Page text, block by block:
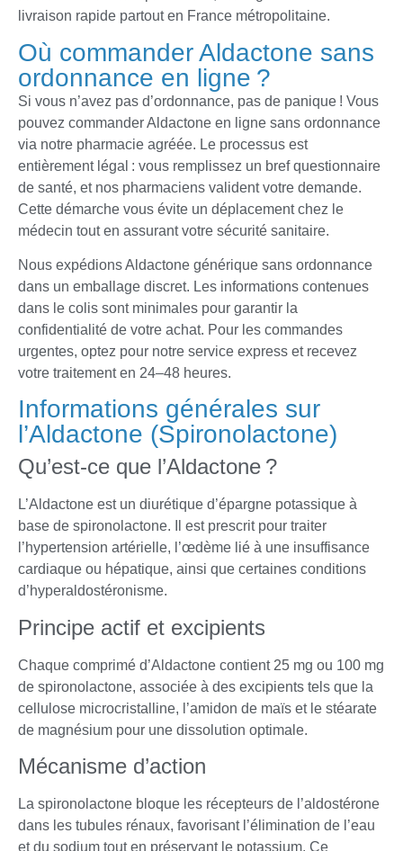
livraison rapide partout en France métropolitaine.
Où commander Aldactone sans
ordonnance en ligne ?
Si vous n’avez pas d’ordonnance, pas de panique ! Vous
pouvez commander Aldactone en ligne sans ordonnance
via notre pharmacie agréée. Le processus est
entièrement légal : vous remplissez un bref questionnaire
de santé, et nos pharmaciens valident votre demande.
Cette démarche vous évite un déplacement chez le
médecin tout en assurant votre sécurité sanitaire.
Nous expédions Aldactone générique sans ordonnance
dans un emballage discret. Les informations contenues
dans le colis sont minimales pour garantir la
confidentialité de votre achat. Pour les commandes
urgentes, optez pour notre service express et recevez
votre traitement en 24–48 heures.
Informations générales sur
l’Aldactone (Spironolactone)
Qu’est-ce que l’Aldactone ?
L’Aldactone est un diurétique d’épargne potassique à
base de spironolactone. Il est prescrit pour traiter
l’hypertension artérielle, l’œdème lié à une insuffisance
cardiaque ou hépatique, ainsi que certaines conditions
d’hyperaldostéronisme.
Principe actif et excipients
Chaque comprimé d’Aldactone contient 25 mg ou 100 mg
de spironolactone, associée à des excipients tels que la
cellulose microcristalline, l’amidon de maïs et le stéarate
de magnésium pour une dissolution optimale.
Mécanisme d’action
La spironolactone bloque les récepteurs de l’aldostérone
dans les tubules rénaux, favorisant l’élimination de l’eau
et du sodium tout en préservant le potassium. Ce